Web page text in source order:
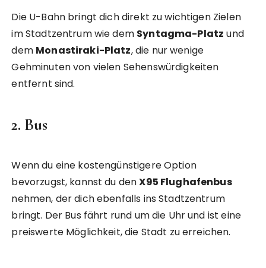
Die U-Bahn bringt dich direkt zu wichtigen Zielen
im Stadtzentrum wie dem Syntagma-Platz und
dem Monastiraki-Platz, die nur wenige
Gehminuten von vielen Sehenswürdigkeiten
entfernt sind.
2. Bus
Wenn du eine kostengünstigere Option
bevorzugst, kannst du denX95 Flughafenbus
nehmen, der dich ebenfalls ins Stadtzentrum
bringt. Der Bus fährt rund um die Uhr und ist eine
preiswerte Möglichkeit, die Stadt zu erreichen.